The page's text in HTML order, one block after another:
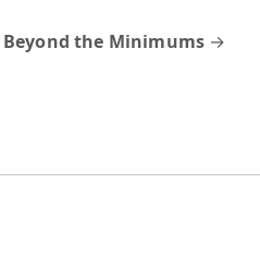
Beyond the Minimums